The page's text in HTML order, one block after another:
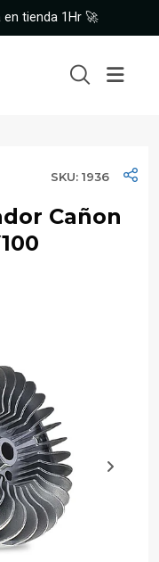
en tienda 1Hr 🚀
SKU: 1936
Cañon